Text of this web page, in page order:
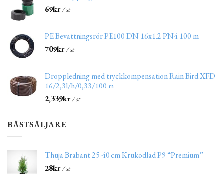
69kr/ st
PE Bevattningsrör PE100 DN 16x1.2 PN4 100 m
709kr/ st
Droppledning med tryckkompensation Rain Bird XFD
16/2,3l/h/0,33/100 m
2,339kr/ st
BÄSTSÄLJARE
Thuja Brabant 25-40 cm Krukodlad P9 “Premium”
28kr/ st